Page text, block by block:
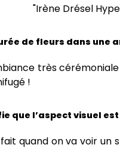
de fleurs dans une
très
!
que l’aspect visuel
quand on va voir un